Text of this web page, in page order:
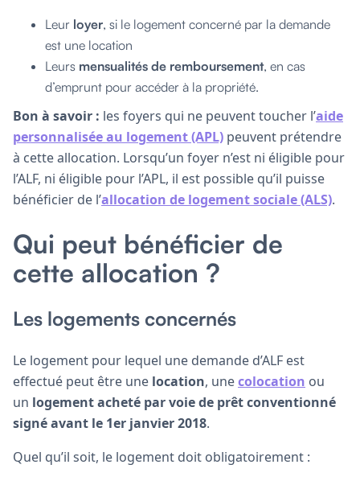
Leur loyer, si le logement concerné par la demande
est une location
Leurs mensualités de remboursement, en cas
d’emprunt pour accéder à la propriété.
Bon à savoir : les foyers qui ne peuvent toucher l’aide
personnalisée au logement (APL) peuvent prétendre
à cette allocation. Lorsqu’un foyer n’est ni éligible pour
l’ALF, ni éligible pour l’APL, il est possible qu’il puisse
bénéficier de l’allocation de logement sociale (ALS).
Qui peut bénéficier de
cette allocation ?
Les logements concernés
Le logement pour lequel une demande d’ALF est
effectué peut être une location, unecolocation ou
un logement acheté par voie de prêt conventionné
signé avant le 1er janvier 2018.
Quel qu’il soit, le logement doit obligatoirement :